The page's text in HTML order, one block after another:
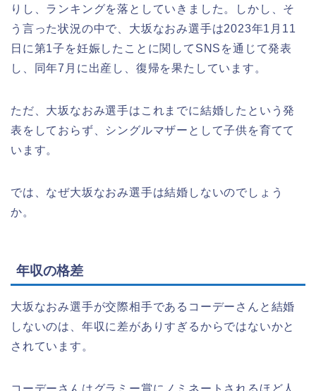
りし、ランキングを落としていきました。しかし、そ
う言った状況の中で、大坂なおみ選手は2023年1月11
日に第1子を妊娠したことに関してSNSを通じて発表
し、同年7月に出産し、復帰を果たしています。
ただ、大坂なおみ選手はこれまでに結婚したという発
表をしておらず、シングルマザーとして子供を育てて
います。
では、なぜ大坂なおみ選手は結婚しないのでしょう
か。
年収の格差
大坂なおみ選手が交際相手であるコーデーさんと結婚
しないのは、年収に差がありすぎるからではないかと
されています。
コーデーさんはグラミー賞にノミネートされるほど人